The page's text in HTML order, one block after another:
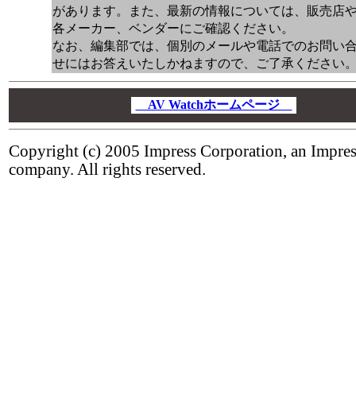
があります。また、最新の情報については、販売店
各メーカー、ベンダーにご確認ください。
なお、編集部では、個別のメールや電話でのお問い
せにはお答えいたしかねますので、ご了承ください
AV Watchホームページ
Copyright (c) 2005 Impress Corporation, an
company. All rights reserved.